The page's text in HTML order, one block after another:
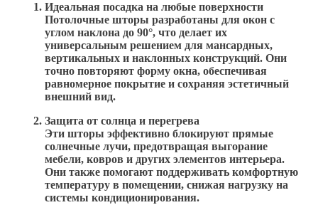
Идеальная посадка на любые поверхности
Потолочные шторы разработаны для окон с
углом наклона до 90°, что делает их
универсальным решением для мансардных,
вертикальных и наклонных конструкций. Они
точно повторяют форму окна, обеспечивая
равномерное покрытие и сохраняя эстетичный
внешний вид.
Защита от солнца и перегрева
Эти шторы эффективно блокируют прямые
солнечные лучи, предотвращая выгорание
мебели, ковров и других элементов интерьера.
Они также помогают поддерживать комфортную
температуру в помещении, снижая нагрузку на
системы кондиционирования.